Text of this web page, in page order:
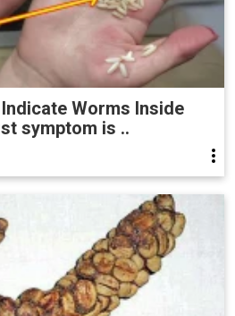
Worms Inside
symptom is ..